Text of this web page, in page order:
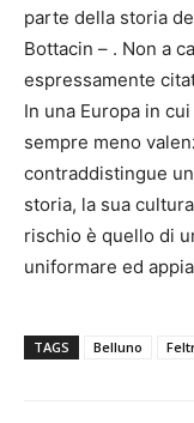
parte della storia
Bottacin – . Non a
espressamente
In una Europa in
sempre meno
contraddistingue
storia, la sua
rischio è quello di
uniformare ed
TAGS Belluno